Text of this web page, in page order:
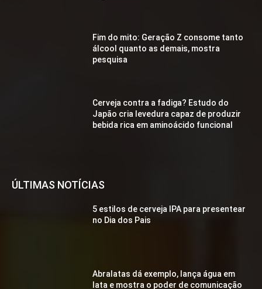
Fim do mito: Geração Z consome tanto
álcool quanto as demais, mostra
pesquisa
Cerveja contra a fadiga? Estudo do
Japão cria levedura capaz de produzir
bebida rica em aminoácido funcional
ÚLTIMAS NOTÍCIAS
5 estilos de cerveja IPA para presentear
no Dia dos Pais
Abralatas dá exemplo, lança água em
lata e mostra o poder de comunicação